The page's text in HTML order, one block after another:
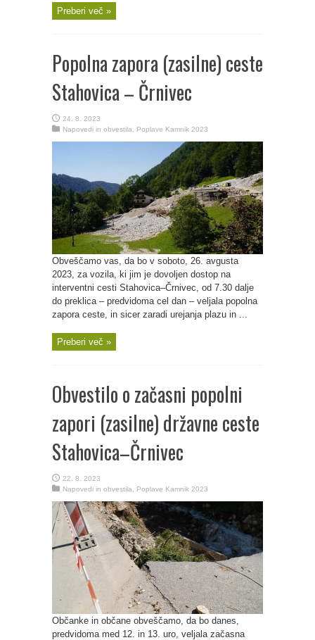
Preberi več »
Popolna zapora (zasilne) ceste
Stahovica – Črnivec
24. 8. 2023
Napovedi in obvestila
Poplave Kamnik 2023
Obveščamo vas, da bo v soboto, 26. avgusta
2023, za vozila, ki jim je dovoljen dostop na
interventni cesti Stahovica–Črnivec, od 7.30 dalje
do preklica – predvidoma cel dan – veljala popolna
zapora ceste, in sicer zaradi urejanja plazu in ...
Preberi več »
Obvestilo o začasni popolni
zapori (zasilne) državne ceste
Stahovica–Črnivec
22. 8. 2023
Napovedi in obvestila
Poplave Kamnik 2023
Občanke in občane obveščamo, da bo danes,
predvidoma med 12. in 13. uro, veljala začasna